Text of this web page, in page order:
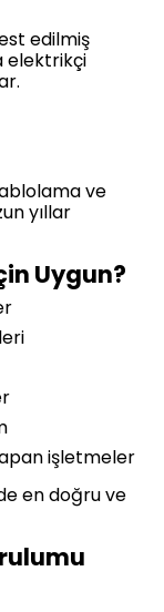
edilmiş
elektrikçi
ve
yıllar
Uygun?
işletmeler
en doğru ve